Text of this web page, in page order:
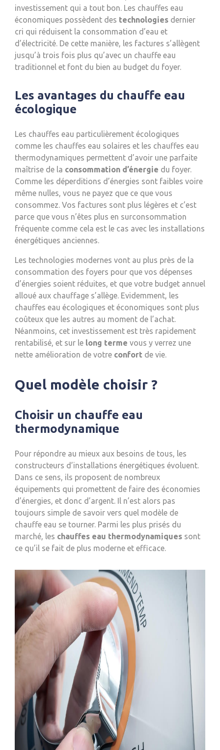
investissement qui a tout bon. Les chauffes eau
économiques possèdent des technologies dernier
cri qui réduisent la consommation d’eau et
d’électricité. De cette manière, les factures s’allègent
jusqu’à trois fois plus qu’avec un chauffe eau
traditionnel et font du bien au budget du foyer.
Les avantages du chauffe eau
écologique
Les chauffes eau particulièrement écologiques
comme les chauffes eau solaires et les chauffes eau
thermodynamiques permettent d’avoir une parfaite
maîtrise de la consommation d’énergie du foyer.
Comme les déperditions d’énergies sont faibles voire
même nulles, vous ne payez que ce que vous
consommez. Vos factures sont plus légères et c’est
parce que vous n’êtes plus en surconsommation
fréquente comme cela est le cas avec les installations
énergétiques anciennes.
Les technologies modernes vont au plus près de la
consommation des foyers pour que vos dépenses
d’énergies soient réduites, et que votre budget annuel
alloué aux chauffage s’allège. Evidemment, les
chauffes eau écologiques et économiques sont plus
coûteux que les autres au moment de l’achat.
Néanmoins, cet investissement est très rapidement
rentabilisé, et sur le long terme vous y verrez une
nette amélioration de votre confort de vie.
Quel modèle choisir ?
Choisir un chauffe eau
thermodynamique
Pour répondre au mieux aux besoins de tous, les
constructeurs d’installations énergétiques évoluent.
Dans ce sens, ils proposent de nombreux
équipements qui promettent de faire des économies
d’énergies, et donc d’argent. Il n’est alors pas
toujours simple de savoir vers quel modèle de
chauffe eau se tourner. Parmi les plus prisés du
marché, les chauffes eau thermodynamiques sont
ce qu’il se fait de plus moderne et efficace.